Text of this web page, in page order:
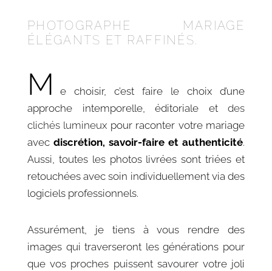
PHOTOGRAPHE MARIAGE
ÉLÉGANTS ET RAFFINÉS.
M
e choisir, c’est faire le choix d’une
approche intemporelle, éditoriale et des
clichés lumineux pour raconter votre mariage
avec discrétion, savoir-faire et authenticité.
Aussi, toutes les photos livrées sont triées et
retouchées avec soin individuellement via des
logiciels professionnels.
Assurément, je tiens à vous rendre des
images qui traverseront les générations pour
que vos proches puissent savourer votre joli